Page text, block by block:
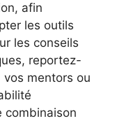
afin
les outils
les conseils
reportez-
mentors ou
combinaison